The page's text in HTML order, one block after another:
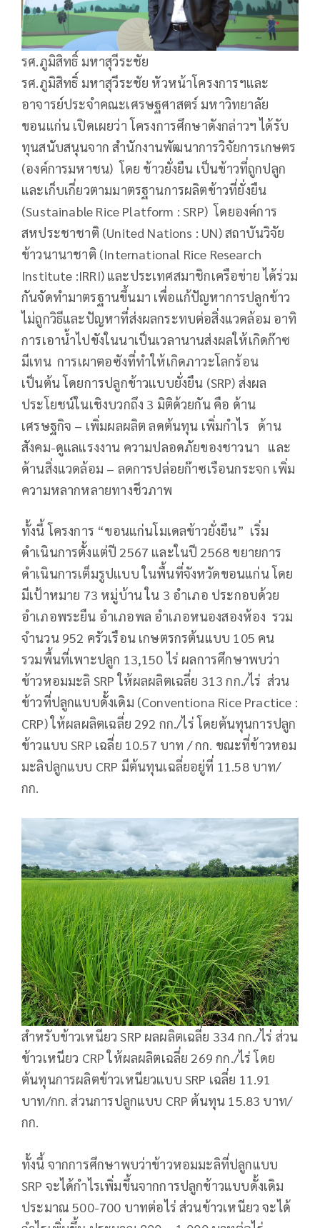
รศ.ภูมิสิทธิ์ มหาสุวีระชัย
รศ.ภูมิสิทธิ์ มหาสุวีระชัย หัวหน้าโครงการฯและ
อาจารย์ประจำคณะเศรษฐศาสตร์ มหาวิทยาลัย
ขอนแก่น เปิดเผยว่า โครงการศึกษาดังกล่าวฯ ได้รับ
ทุนสนับสนุนจาก สำนักงานพัฒนาการวิจัยการเกษตร
(องค์การมหาชน) โดย ข้าวยั่งยืน เป็นข้าวที่ถูกปลูก
และเก็บเกี่ยวตามมาตรฐานการผลิตข้าวที่ยั่งยืน
(Sustainable Rice Platform : SRP) โดยองค์การ
สหประชาชาติ (United Nations : UN) สถาบันวิจัย
ข้าวนานาชาติ (International Rice Research
Institute :IRRI) และประเทศสมาชิกเครือข่าย ได้ร่วม
กันจัดทำมาตรฐานขึ้นมา เพื่อแก้ปัญหาการปลูกข้าว
ไม่ถูกวิธีและปัญหาที่ส่งผลกระทบต่อสิ่งแวดล้อม อาทิ
การเอาน้ำไปขังในนาเป็นเวลานานส่งผลให้เกิดก๊าซ
มีเทน การเผาตอซังที่ทำให้เกิดภาวะโลกร้อน
เป็นต้น โดยการปลูกข้าวแบบยั่งยืน (SRP) ส่งผล
ประโยชน์ในเชิงบวกถึง 3 มิติด้วยกัน คือ ด้าน
เศรษฐกิจ – เพิ่มผลผลิต ลดต้นทุน เพิ่มกำไร ด้าน
สังคม-ดูแลแรงงาน ความปลอดภัยของชาวนา และ
ด้านสิ่งแวดล้อม – ลดการปล่อยก๊าซเรือนกระจก เพิ่ม
ความหลากหลายทางชีวภาพ
ทั้งนี้ โครงการ “ขอนแก่นโมเดลข้าวยั่งยืน” เริ่ม
ดำเนินการตั้งแต่ปี 2567 และในปี 2568 ขยายการ
ดำเนินการเต็มรูปแบบ ในพื้นที่จังหวัดขอนแก่น โดย
มีเป้าหมาย 73 หมู่บ้าน ใน 3 อำเภอ ประกอบด้วย
อำเภอพระยืน อำเภอพล อำเภอหนองสองห้อง รวม
จำนวน 952 ครัวเรือน เกษตรกรต้นแบบ 105 คน
รวมพื้นที่เพาะปลูก 13,150 ไร่ ผลการศึกษาพบว่า
ข้าวหอมมะลิ SRP ให้ผลผลิตเฉลี่ย 313 กก./ไร่ ส่วน
ข้าวที่ปลูกแบบดั้งเดิม (Conventiona Rice Practice :
CRP) ให้ผลผลิตเฉลี่ย 292 กก./ไร่ โดยต้นทุนการปลูก
ข้าวแบบ SRP เฉลี่ย 10.57 บาท / กก. ขณะที่ข้าวหอม
มะลิปลูกแบบ CRP มีต้นทุนเฉลี่ยอยู่ที่ 11.58 บาท/
กก.
สำหรับข้าวเหนียว SRP ผลผลิตเฉลี่ย 334 กก./ไร่ ส่วน
ข้าวเหนียว CRP ให้ผลผลิตเฉลี่ย 269 กก./ไร่ โดย
ต้นทุนการผลิตข้าวเหนียวแบบ SRP เฉลี่ย 11.91
บาท/กก. ส่วนการปลูกแบบ CRP ต้นทุน 15.83 บาท/
กก.
ทั้งนี้ จากการศึกษาพบว่าข้าวหอมมะลิที่ปลูกแบบ
SRP จะได้กำไรเพิ่มขึ้นจากการปลูกข้าวแบบดั้งเดิม
ประมาณ 500-700 บาทต่อไร่ ส่วนข้าวเหนียว จะได้